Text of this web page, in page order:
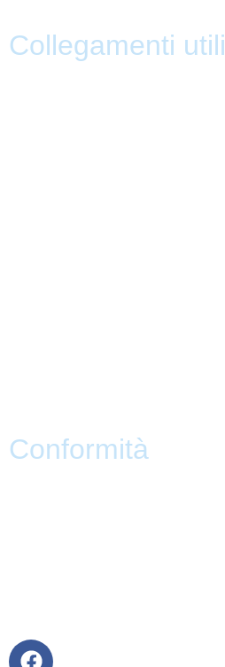
Collegamenti utili
Conformità